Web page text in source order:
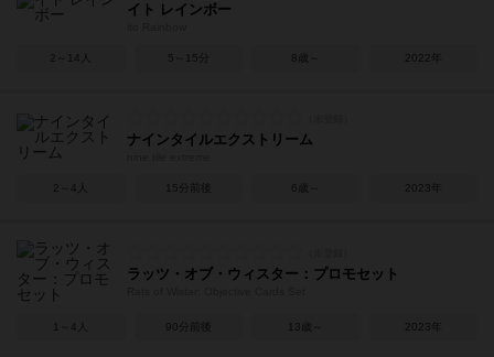
イト レインボー
2～14人 5～15分 8歳～ 2022年
ナインタイルエクストリーム
2～4人 15分前後 6歳～ 2023年
ラッツ・オブ・ウィスター：プロモセット
1～4人 90分前後 13歳～ 2023年